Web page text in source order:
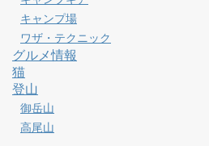
キャンプ場
ワザ・テクニック
グルメ情報
猫
登山
御岳山
高尾山